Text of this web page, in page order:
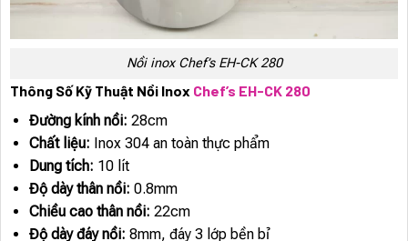
Nồi inox Chef’s EH-CK 280
Thông Số Kỹ Thuật Nồi Inox Chef’s EH-CK 280
Đường kính nồi: 28cm
Chất liệu: Inox 304 an toàn thực phẩm
Dung tích: 10 lít
Độ dày thân nồi: 0.8mm
Chiều cao thân nồi: 22cm
Độ dày đáy nồi: 8mm, đáy 3 lớp bền bỉ